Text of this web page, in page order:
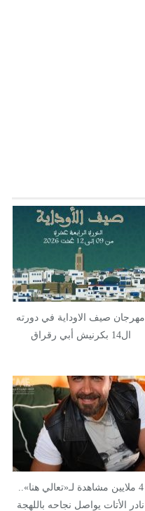
مهرجان صيف الاوداية في دورته
ال14 بكرنيش أبي رقراق
4 ملايين مشاهدة لـ«تعالي هنا»..
نادر الأتات يواصل نجاحه باللهجة